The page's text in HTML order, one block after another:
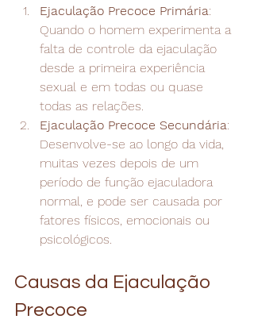
Ejaculação Precoce Primária:
Quando o homem experimenta a
falta de controle da ejaculação
desde a primeira experiência
sexual e em todas ou quase
todas as relações.
Ejaculação Precoce Secundária:
Desenvolve-se ao longo da vida,
muitas vezes depois de um
período de função ejaculadora
normal, e pode ser causada por
fatores físicos, emocionais ou
psicológicos.
Causas da Ejaculação
Precoce